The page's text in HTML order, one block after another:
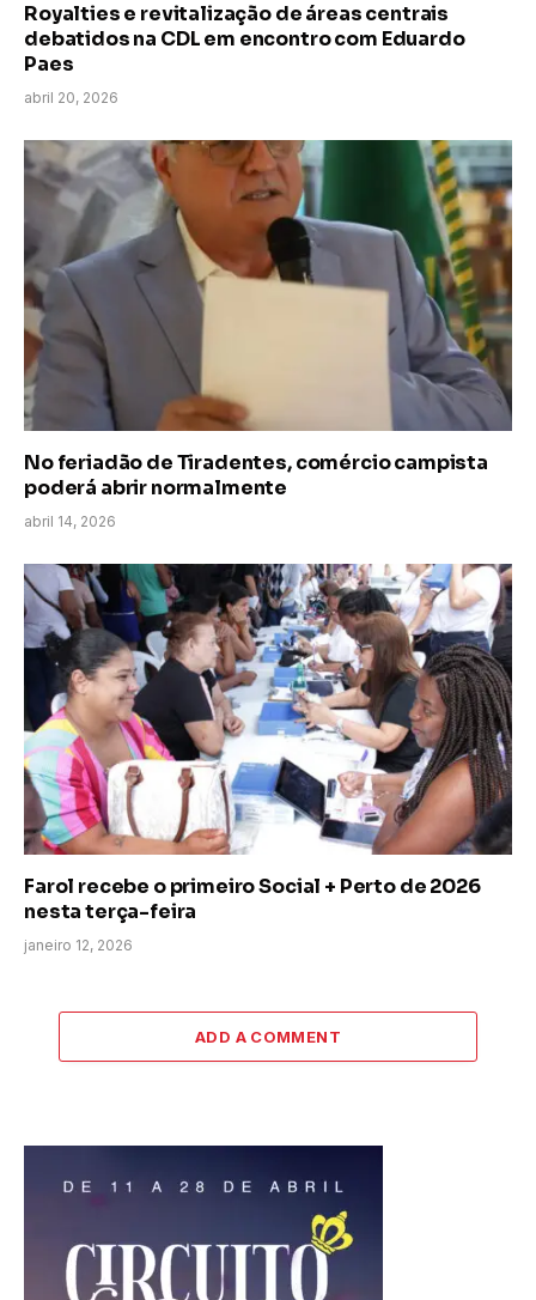
Royalties e revitalização de áreas centrais
debatidos na CDL em encontro com Eduardo
Paes
abril 20, 2026
No feriadão de Tiradentes, comércio campista
poderá abrir normalmente
abril 14, 2026
Farol recebe o primeiro Social + Perto de 2026
nesta terça-feira
janeiro 12, 2026
ADD A COMMENT